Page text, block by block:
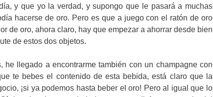
y que yo la verdad, y supongo que le pasará a muchas
hacerse de oro. Pero es que a juego con el ratón de oro
de oro, ahora claro, hay que empezar a ahorrar desde bien
de estos dos objetos.
he llegado a encontrarme también con un champagne con
te bebes el contenido de esta bebida, está claro que la
¡si ya podemos hasta beber el oro! Pero al igual que lo